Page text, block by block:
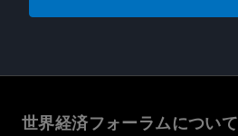
世界経済フォーラムについて